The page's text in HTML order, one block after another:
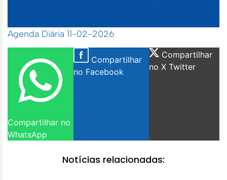
Agenda Diária 11-02-2026
Compartilhar no
WhatsApp
Compartilhar
no Facebook
Compartilhar
no X Twitter
Notícias relacionadas: